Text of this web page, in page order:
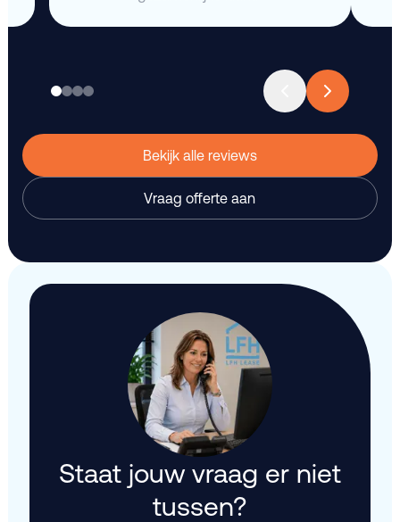
Bekijk alle reviews
Vraag offerte aan
Staat jouw vraag er niet
tussen?